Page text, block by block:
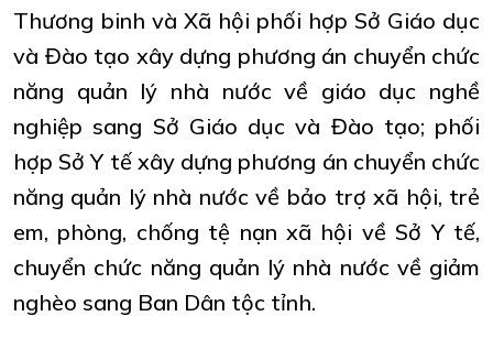
Thương binh và Xã hội phối hợp Sở Giáo dục
và Đào tạo xây dựng phương án chuyển chức
năng quản lý nhà nước về giáo dục nghề
nghiệp sang Sở Giáo dục và Đào tạo; phối
hợp Sở Y tế xây dựng phương án chuyển chức
năng quản lý nhà nước về bảo trợ xã hội, trẻ
em, phòng, chống tệ nạn xã hội về Sở Y tế,
chuyển chức năng quản lý nhà nước về giảm
nghèo sang Ban Dân tộc tỉnh.